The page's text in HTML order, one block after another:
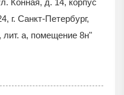
Конная, д. 14, корпус
г. Санкт-Петербург,
а, помещение 8н"